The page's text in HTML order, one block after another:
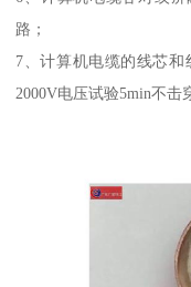
路；
7、计算机电缆的线芯
2000V电压试验5min不击